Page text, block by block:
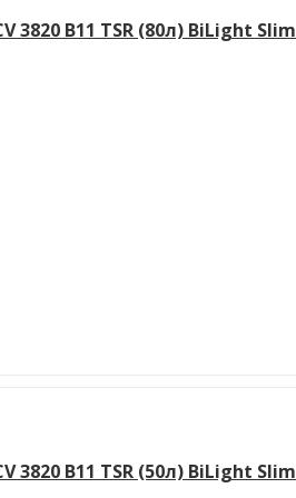
3820 B11 TSR (80л) BiLight Slim
3820 B11 TSR (50л) BiLight Slim